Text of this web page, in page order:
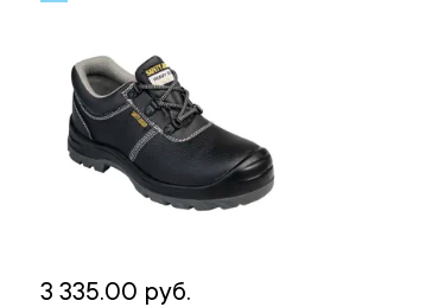
3 335.00 руб.